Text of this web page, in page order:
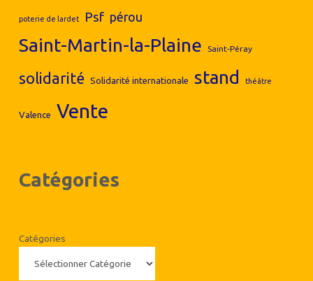
poterie de lardet Psf pérou
Saint-Martin-la-Plaine Saint-Péray
solidarité Solidarité internationale stand théâtre
Valence Vente
Catégories
Catégories